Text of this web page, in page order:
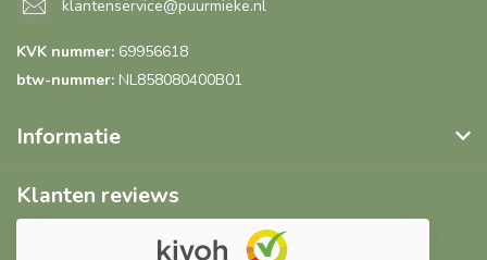
klantenservice@puurmieke.nl
KVK nummer: 69956618
btw-nummer: NL858080400B01
Informatie
Klanten reviews